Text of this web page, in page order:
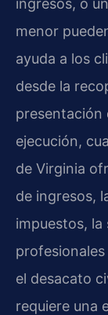
menor
ayuda a los
desde la
presentación
ejecución,
de Virginia
de ingresos,
impuestos, la
el desacato
requiere una